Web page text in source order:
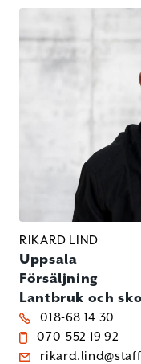
RIKARD LIND
Uppsala
Försäljning
Lantbruk och
018-68 14 30
070-552 19 92